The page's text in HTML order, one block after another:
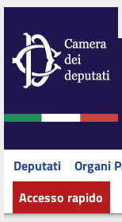
Deputati Organi
Accesso rapido